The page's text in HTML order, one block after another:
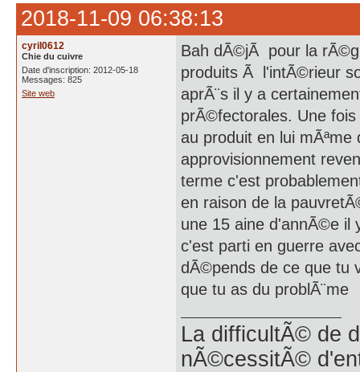
2018-11-09 06:38:13
cyril0612
Chie du cuivre
Date d'inscription: 2012-05-18
Messages: 825
Site web
Bah dÃ©jÃ pour la
produits Ã l'intÃ©rieur
aprÃ¨s il y a
prÃ©fectorales. Une
au produit en lui
approvisionnement
terme c'est
en raison de la
une 15 aine d'annÃ©e il
c'est parti en guerre
dÃ©pends de ce que tu
que tu as du problÃ¨me
La difficultÃ© de
nÃ©cessitÃ©